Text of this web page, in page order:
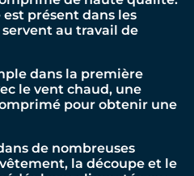
présent dans les
au travail de
dans la première
le vent chaud, une
pour obtenir une
de nombreuses
la découpe et le